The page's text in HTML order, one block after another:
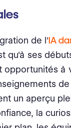
de l'IA
qu'à ses
opportunités à
un aperçu
la